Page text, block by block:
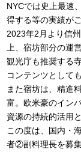
NYCでは史上最速
得する等の実績が
2023年2月より信
上、宿坊部分の運
観光庁も推奨する
コンテンツとして
また宿坊は、精進
富。欧米豪のイン
資源の持続的活用
この度は、国内・
者②副料理長を募集